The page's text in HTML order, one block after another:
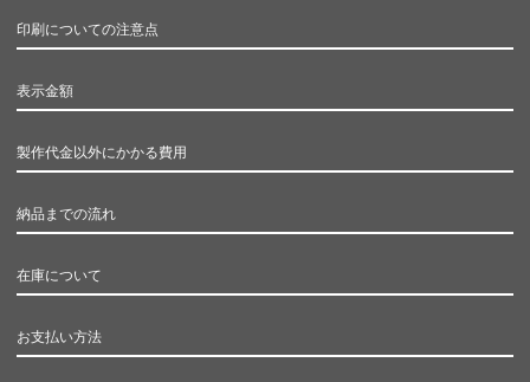
印刷についての注意点
表示金額
製作代金以外にかかる費用
納品までの流れ
在庫について
お支払い方法